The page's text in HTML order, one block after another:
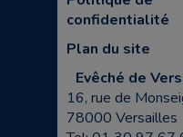
confidentialité
Plan du site
Evêché de
16, rue de
78000 Versailles